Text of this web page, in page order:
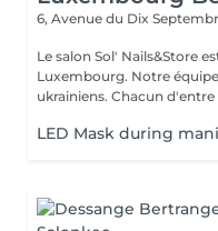
6, Avenue du Dix
Le salon Sol' Nails&Store
Luxembourg. Notre équipe est composée de PROspécialistes
ukrainiens. Chacun d'entre
LED Mask during